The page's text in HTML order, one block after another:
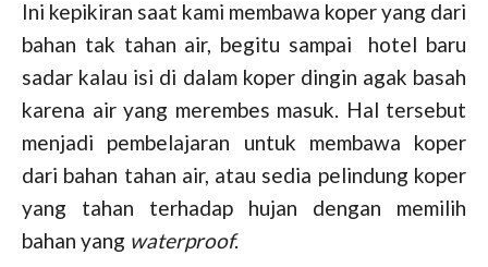
Ini kepikiran saat kami membawa koper yang dari
bahan tak tahan air, begitu sampai hotel baru
sadar kalau isi di dalam koper dingin agak basah
karena air yang merembes masuk. Hal tersebut
menjadi pembelajaran untuk membawa koper
dari bahan tahan air, atau sedia pelindung koper
yang tahan terhadap hujan dengan memilih
bahan yang waterproof.